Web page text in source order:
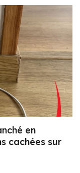
en
cachées sur